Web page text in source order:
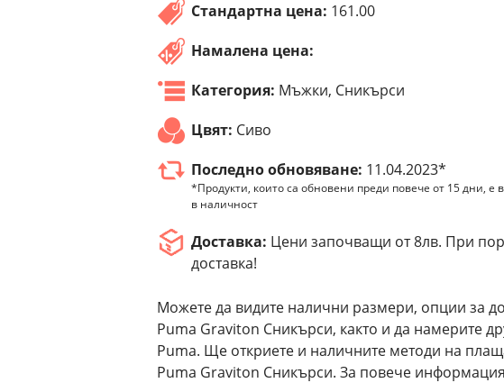
Стандартна цена: 161.00
Намалена цена:
Категория: Мъжки, Сникърси
Цвят: Сиво
Последно обновяване: 11.04.2023*
*Продукти, които са обновени преди повече от 15 дни,
в наличност
Доставка: Цени започващи от 8лв. При
доставка!
Можете да видите налични размери, опции за
Puma Graviton Сникърси, както и да намерите
Puma. Ще откриете и наличните методи на
Puma Graviton Сникърси. За повече